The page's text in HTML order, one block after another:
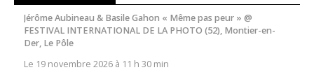
Jérôme Aubineau & Basile Gahon « Même pas peur » @
FESTIVAL INTERNATIONAL DE LA PHOTO (52), Montier-en-
Der, Le Pôle
Le 19 novembre 2026 à 11 h 30 min